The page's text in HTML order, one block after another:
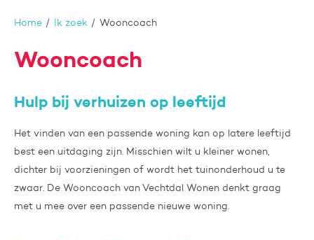
Home Ik zoek Wooncoach
Wooncoach
Hulp bij verhuizen op leeftijd
Het vinden van een passende woning kan op latere leeftijd
best een uitdaging zijn. Misschien wilt u kleiner wonen,
dichter bij voorzieningen of wordt het tuinonderhoud u te
zwaar. De Wooncoach van Vechtdal Wonen denkt graag
met u mee over een passende nieuwe woning.